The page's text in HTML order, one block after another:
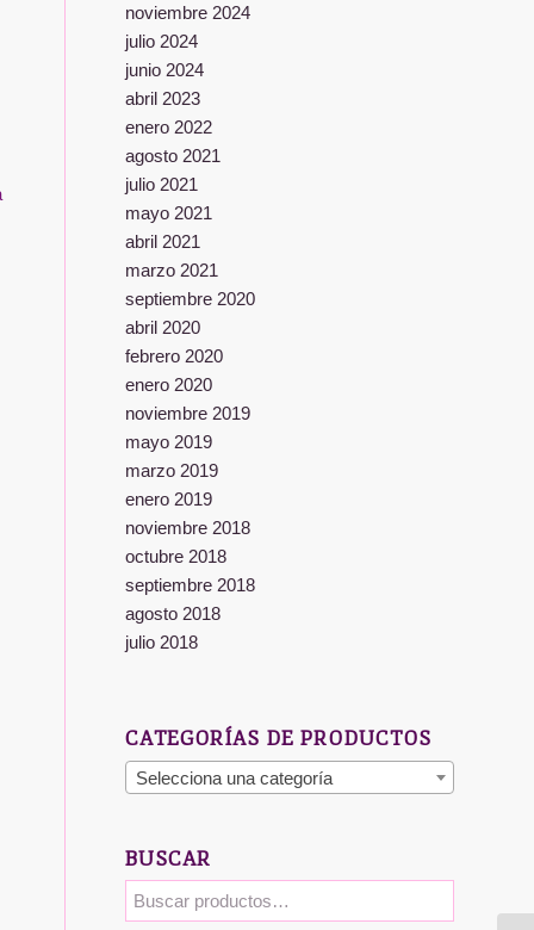
noviembre 2024
julio 2024
junio 2024
abril 2023
enero 2022
agosto 2021
julio 2021
mayo 2021
abril 2021
marzo 2021
septiembre 2020
abril 2020
febrero 2020
enero 2020
noviembre 2019
mayo 2019
marzo 2019
enero 2019
noviembre 2018
octubre 2018
septiembre 2018
agosto 2018
julio 2018
CATEGORÍAS DE PRODUCTOS
Selecciona una categoría
BUSCAR